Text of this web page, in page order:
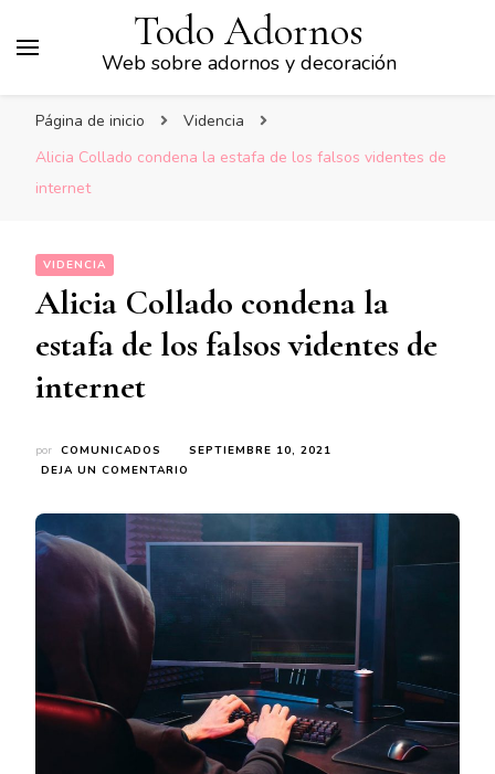
Todo Adornos
Web sobre adornos y decoración
Página de inicio
Videncia
Alicia Collado condena la estafa de los falsos videntes de
internet
VIDENCIA
Alicia Collado condena la
estafa de los falsos videntes de
internet
por COMUNICADOS
SEPTIEMBRE 10, 2021
DEJA UN COMENTARIO
CONDENA
LA
DE
DE
INTERNET